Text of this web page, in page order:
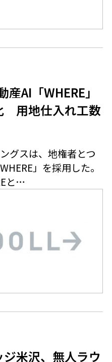
AI「WHERE」
用地仕入れ工数
グスは、地権者とつ
」を採用した。
と…
米沢、無人ラウ